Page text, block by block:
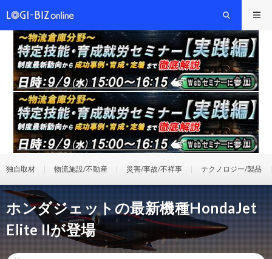
独自取材 物流施設/不動産 災害/事故/不祥事 テクノロジー/製品
ホンダジェットの最新機種HondaJet
Elite IIが登場